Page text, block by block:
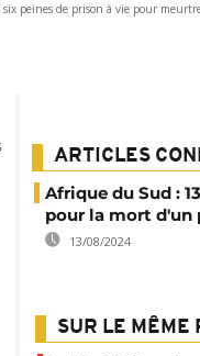
six peines de prison à vie pour
ARTICLES
Afrique du Sud :
pour la mort d'un
13/08/2024
SUR LE MÊME